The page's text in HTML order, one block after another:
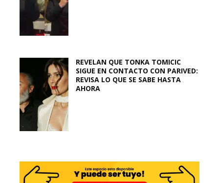
REVELAN QUE TONKA TOMICIC
SIGUE EN CONTACTO CON PARIVED:
REVISA LO QUE SE SABE HASTA
AHORA